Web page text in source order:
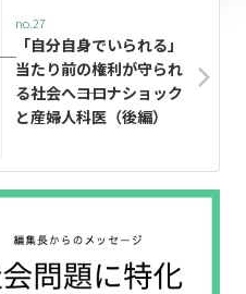
no.27
「自分自身でいられる」
当たり前の権利が守られ
る社会へ――コロナショック
と産婦人科医（後編）